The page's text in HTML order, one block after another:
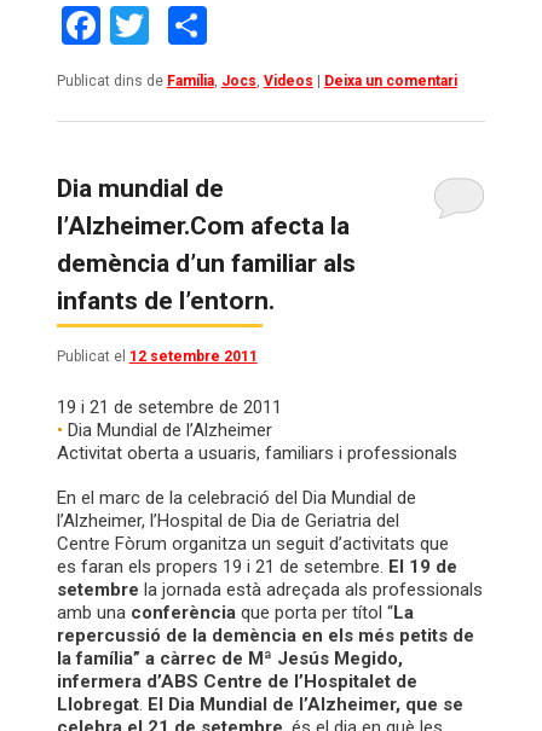
Facebook
TwitterComparteix
Publicat dins de Família, Jocs, Videos | Deixa un comentari
Dia mundial de
l’Alzheimer.Com afecta la
demència d’un familiar als
infants de l’entorn.
Publicat el 12 setembre 2011
19 i 21 de setembre de 2011
• Dia Mundial de l’Alzheimer
Activitat oberta a usuaris, familiars i professionals
En el marc de la celebració del Dia Mundial de
l’Alzheimer, l’Hospital de Dia de Geriatria del
Centre Fòrum organitza un seguit d’activitats que
es faran els propers 19 i 21 de setembre. El 19 de
setembre la jornada està adreçada als professionals
amb una conferènciaque porta per títol “La
repercussió de la demència en els més petits de
la família” a càrrec de Mª Jesús Megido,
infermera d’ABS Centre de l’Hospitalet de
Llobregat. El Dia Mundial de l’Alzheimer, que se